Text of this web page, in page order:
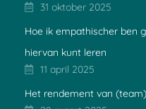
31 oktober 2025
Hoe ik empathischer ben
hiervan kunt leren
11 april 2025
Het rendement van